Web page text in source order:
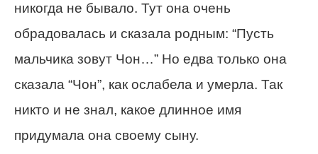
никогда не бывало. Тут она очень
обрадовалась и сказала родным: “Пусть
мальчика зовут Чон…” Но едва только она
сказала “Чон”, как ослабела и умерла. Так
никто и не знал, какое длинное имя
придумала она своему сыну.